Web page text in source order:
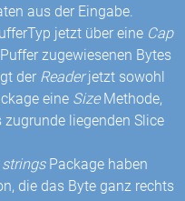
aus der Eingabe.
jetzt über eine Cap
zugewiesenen Bytes
der Readerjetzt sowohl
eine SizeMethode,
liegenden Slice
stringsPackage haben
die das Byte ganz rechts